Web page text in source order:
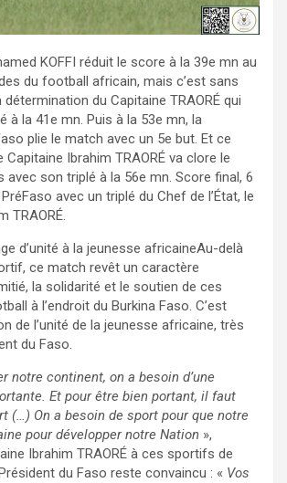
KOFFI réduit le score à la 39e mn au
du football africain, mais c’est sans
du Capitaine TRAORÉ qui
à la 41e mn. Puis à la 53e mn, la
plie le match avec un 5e but. Et ce
Capitaine Ibrahim TRAORÉ va clore le
avec son triplé à la 56e mn. Score final, 6
avec un triplé du Chef de l’État, le
TRAORÉ.
d’unité à la jeunesse africaineAu-delà
ce match revêt un caractère
la solidarité et le soutien de ces
à l’endroit du Burkina Faso. C’est
de l’unité de la jeunesse africaine, très
du Faso.
notre continent, on a besoin d’une
Et pour être bien portant, il faut
(…) On a besoin de sport pour que notre
pour développer notre Nation »,
Ibrahim TRAORÉ à ces sportifs de
du Faso reste convaincu : « Vos